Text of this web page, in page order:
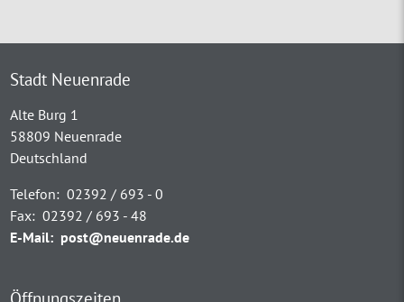
Stadt Neuenrade
Alte Burg 1
58809 Neuenrade
Deutschland
Telefon: 02392 / 693 - 0
Fax: 02392 / 693 - 48
E-Mail: post@neuenrade.de